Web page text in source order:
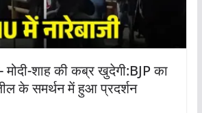
मोदी-शाह की कब्र खुदेगी:BJP का
के समर्थन में हुआ प्रदर्शन